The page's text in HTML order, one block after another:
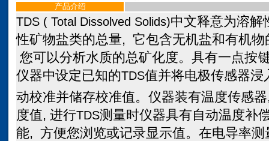
产品介绍
TDS ( Total Dissolved Solids)中文释意为溶解
性矿物盐类的总量, 它包含无机盐和有机
您可以分析水质的总矿化度。具有一点按
仪器中设定已知的TDS值并将电极传感器浸
动校准并储存校准值。仪器装有温度传感
度值, 进行TDS测量时仪器具有自动温度补
能, 方便您浏览或记录显示值。在电导率